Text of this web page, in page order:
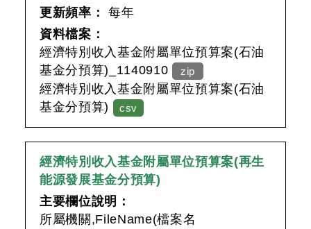
更新頻率：
每年
資料檔案：
經濟特別收入基金附屬單位預算案(石油
基金分預算)_1140910
zip
經濟特別收入基金附屬單位預算案(石油
基金分預算)
csv
經濟特別收入基金附屬單位預算案(再生
能源發展基金分預算)
主要欄位說明：
所屬機關,FileName(檔案名